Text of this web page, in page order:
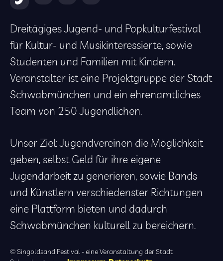
Dreitägiges Jugend- und Popkulturfestival
für Kultur- und Musikinteressierte, sowie
Studenten und Familien mit Kindern.
Veranstalter ist eine Projektgruppe der Stadt
Schwabmünchen und ein ehrenamtliches
Team von 250 Jugendlichen.
Unser Ziel: Jugendvereinen die Möglichkeit
geben, selbst Geld für ihre eigene
Jugendarbeit zu generieren, sowie Bands
und Künstlern verschiedenster Richtungen
eine Plattform bieten und dadurch
Schwabmünchen kulturell zu bereichern.
© Singoldsand Festival - eine Veranstaltung der Stadt